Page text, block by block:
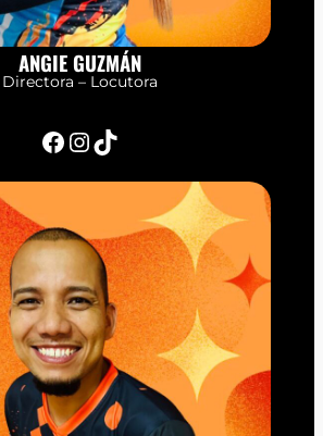
ANGIE GUZMÁN
Directora – Locutora
Facebook InstagramTikTok